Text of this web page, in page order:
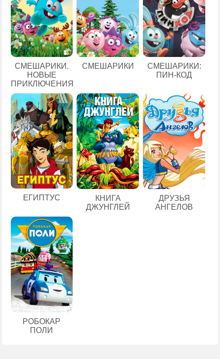
СМЕШАРИКИ.
НОВЫЕ
ПРИКЛЮЧЕНИЯ
СМЕШАРИКИ
СМЕШАРИКИ:
ПИН-КОД
ЕГИПТУС
КНИГА
ДЖУНГЛЕЙ
ДРУЗЬЯ
АНГЕЛОВ
РОБОКАР
ПОЛИ